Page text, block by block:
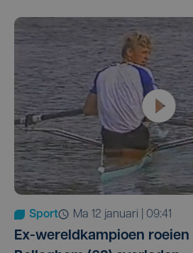
Sport ma 12 januari | 09:41
Ex-wereldkampioen roeien